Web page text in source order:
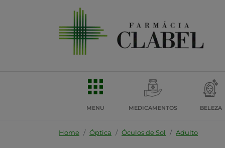
MENU MEDICAMENTOS BELEZA
Home Óptica Óculos de Sol Adulto